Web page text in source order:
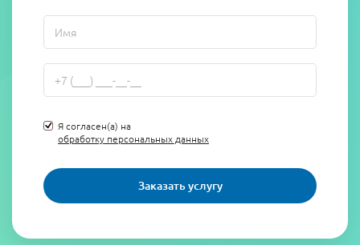
Я согласен(а) на
обработку персональных данных
Заказать услугу